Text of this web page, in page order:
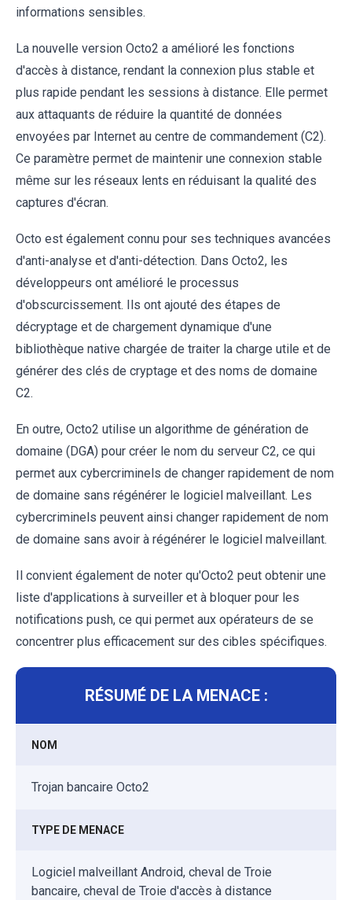
informations sensibles.
La nouvelle version Octo2 a amélioré les fonctions
d'accès à distance, rendant la connexion plus stable et
plus rapide pendant les sessions à distance. Elle permet
aux attaquants de réduire la quantité de données
envoyées par Internet au centre de commandement (C2).
Ce paramètre permet de maintenir une connexion stable
même sur les réseaux lents en réduisant la qualité des
captures d'écran.
Octo est également connu pour ses techniques avancées
d'anti-analyse et d'anti-détection. Dans Octo2, les
développeurs ont amélioré le processus
d'obscurcissement. Ils ont ajouté des étapes de
décryptage et de chargement dynamique d'une
bibliothèque native chargée de traiter la charge utile et de
générer des clés de cryptage et des noms de domaine
C2.
En outre, Octo2 utilise un algorithme de génération de
domaine (DGA) pour créer le nom du serveur C2, ce qui
permet aux cybercriminels de changer rapidement de nom
de domaine sans régénérer le logiciel malveillant. Les
cybercriminels peuvent ainsi changer rapidement de nom
de domaine sans avoir à régénérer le logiciel malveillant.
Il convient également de noter qu'Octo2 peut obtenir une
liste d'applications à surveiller et à bloquer pour les
notifications push, ce qui permet aux opérateurs de se
concentrer plus efficacement sur des cibles spécifiques.
RÉSUMÉ DE LA MENACE :
NOM
Trojan bancaire Octo2
TYPE DE MENACE
Logiciel malveillant Android, cheval de Troie
bancaire, cheval de Troie d'accès à distance